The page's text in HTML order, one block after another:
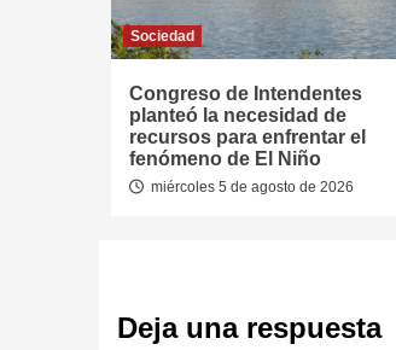
Sociedad
Congreso de Intendentes
planteó la necesidad de
recursos para enfrentar el
fenómeno de El Niño
miércoles 5 de agosto de 2026
Deja una respuesta